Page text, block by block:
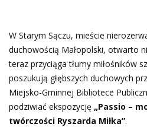
W Starym Sączu, mieście
duchowością Małopolski, otwarto
teraz przyciąga tłumy miłośników
poszukują głębszych duchowych
Miejsko-Gminnej Bibliotece
podziwiać ekspozycję „Passio –
twórczości Ryszarda Miłka”.